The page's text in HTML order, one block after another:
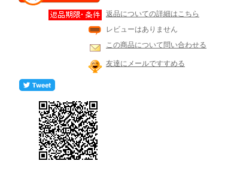
返品についての詳細はこちら
レビューはありません
この商品について問い合わせる
友達にメールですすめる